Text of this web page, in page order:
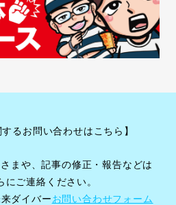
るお問い合わせはこちら】
まや、記事の修正・報告などは
にご連絡ください。
ダイバーお問い合わせフォーム